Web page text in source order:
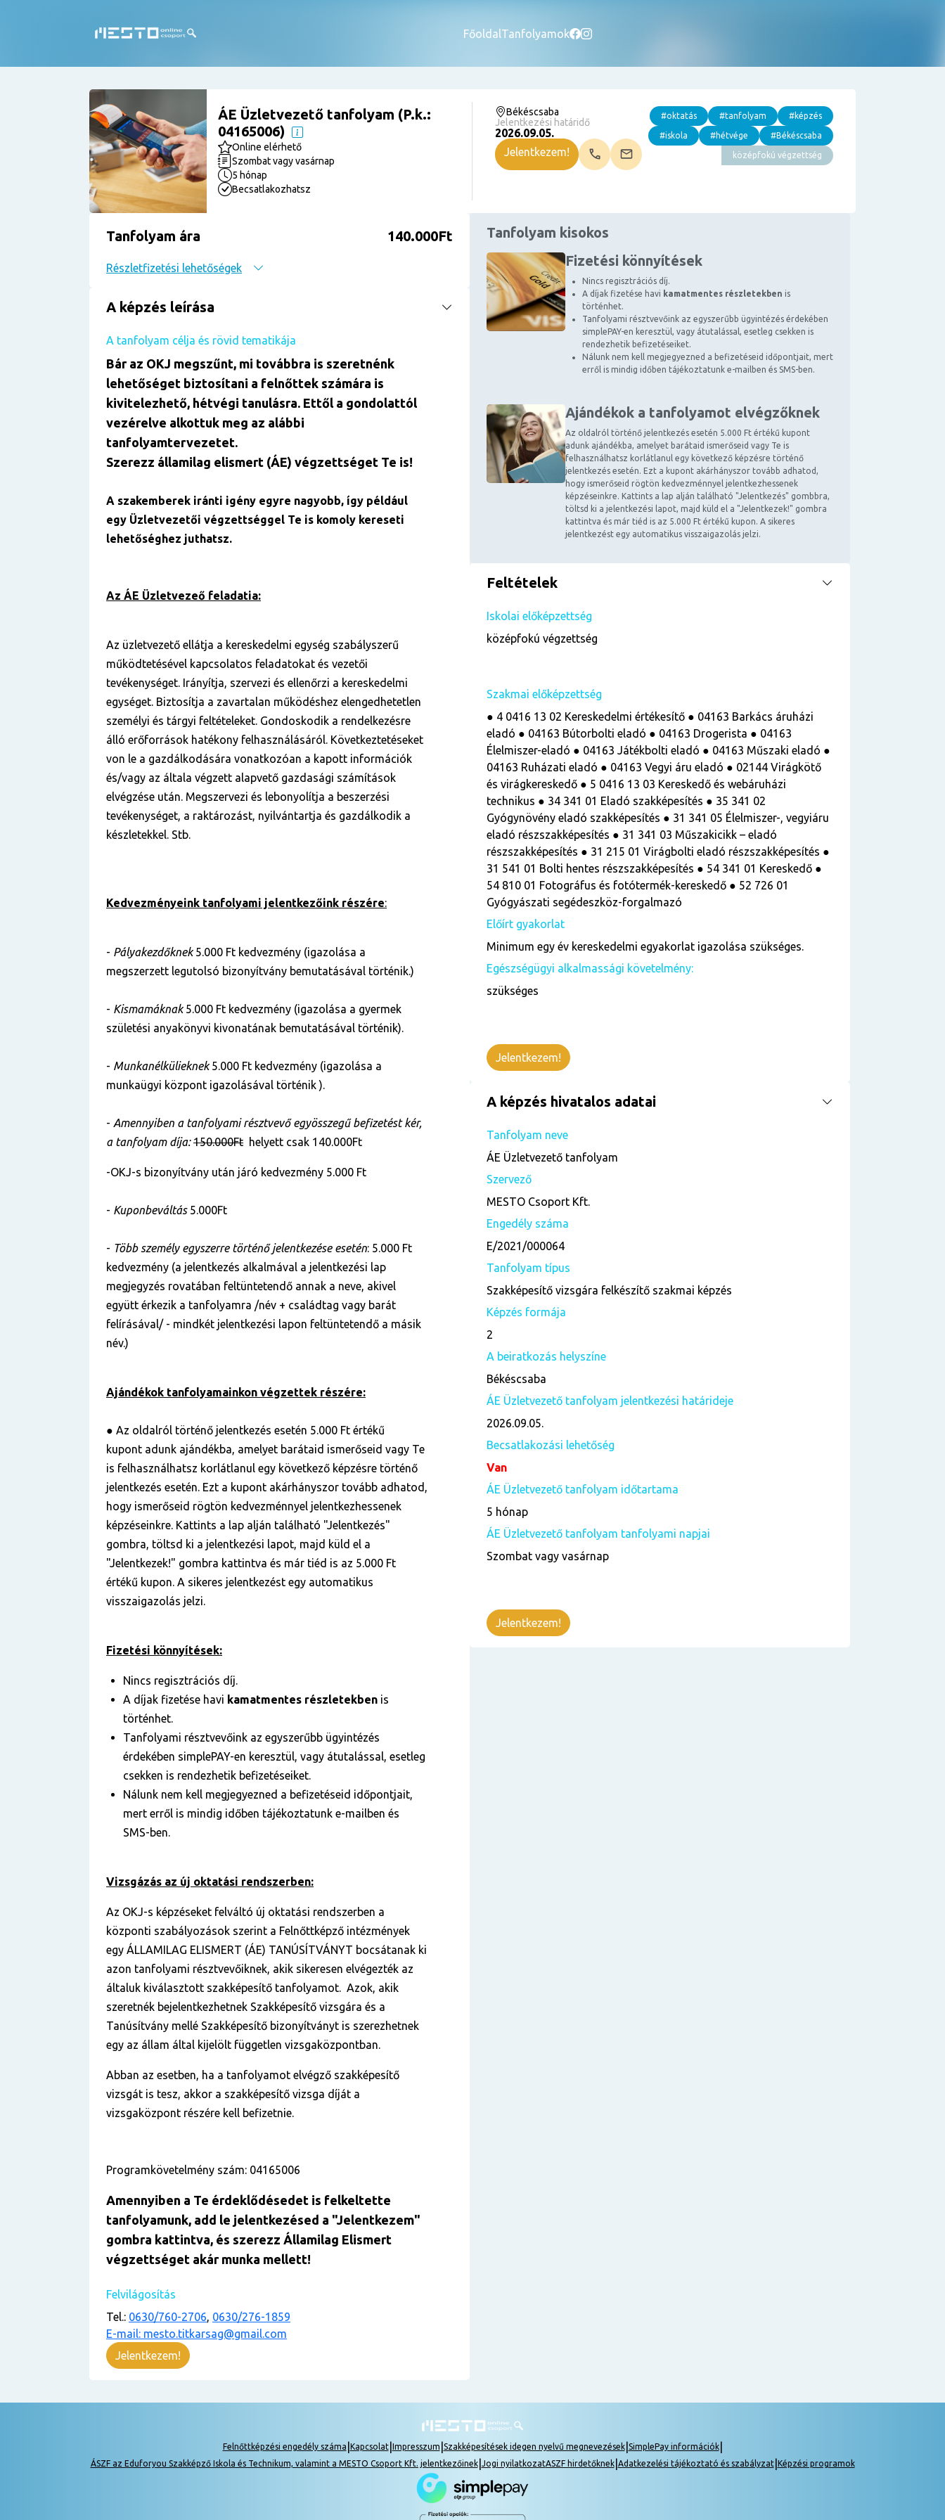
Főoldal Tanfolyamok
ÁE Üzletvezető tanfolyam (P.k.:
04165006)
Online elérhető
Szombat vagy vasárnap
5 hónap
Becsatlakozhatsz
Békéscsaba
Jelentkezési határidő
2026.09.05.
Jelentkezem!
#oktatás #tanfolyam #képzés
#iskola #hétvége #Békéscsaba
középfokú végzettség
Tanfolyam ára 140.000Ft
Részletfizetési lehetőségek
A képzés leírása
A tanfolyam célja és rövid tematikája
Bár az OKJ megszűnt, mi továbbra is szeretnénk
lehetőséget biztosítani a felnőttek számára is
kivitelezhető, hétvégi tanulásra. Ettől a gondolattól
vezérelve alkottuk meg az alábbi
tanfolyamtervezetet.
Szerezz államilag elismert (ÁE) végzettséget Te is!
A szakemberek iránti igény egyre nagyobb, így például
egy Üzletvezetői végzettséggel Te is komoly kereseti
lehetőséghez juthatsz.
Az ÁE Üzletvezeő feladatia:
Az üzletvezető ellátja a kereskedelmi egység szabályszerű
működtetésével kapcsolatos feladatokat és vezetői
tevékenységet. Irányítja, szervezi és ellenőrzi a kereskedelmi
egységet. Biztosítja a zavartalan működéshez elengedhetetlen
személyi és tárgyi feltételeket. Gondoskodik a rendelkezésre
álló erőforrások hatékony felhasználásáról. Következtetéseket
von le a gazdálkodására vonatkozóan a kapott információk
és/vagy az általa végzett alapvető gazdasági számítások
elvégzése után. Megszervezi és lebonyolítja a beszerzési
tevékenységet, a raktározást, nyilvántartja és gazdálkodik a
készletekkel. Stb.
Kedvezményeink tanfolyami jelentkezőink részére:
- Pályakezdőknek5.000 Ft kedvezmény (igazolása a
megszerzett legutolsó bizonyítvány bemutatásával történik.)
- Kismamáknak5.000 Ft kedvezmény (igazolása a gyermek
születési anyakönyvi kivonatának bemutatásával történik).
- Munkanélkülieknek5.000 Ft kedvezmény (igazolása a
munkaügyi központ igazolásával történik ).
- Amennyiben a tanfolyami résztvevő egyösszegű befizetést kér,
a tanfolyam díja: 150.000Ft helyett csak 140.000Ft
-OKJ-s bizonyítvány után járó kedvezmény 5.000 Ft
- Kuponbeváltás5.000Ft
- Több személy egyszerre történő jelentkezése esetén: 5.000 Ft
kedvezmény (a jelentkezés alkalmával a jelentkezési lap
megjegyzés rovatában feltüntetendő annak a neve, akivel
együtt érkezik a tanfolyamra /név + családtag vagy barát
felírásával/ - mindkét jelentkezési lapon feltüntetendő a másik
név.)
Ajándékok tanfolyamainkon végzettek részére:
● Az oldalról történő jelentkezés esetén 5.000 Ft értékű
kupont adunk ajándékba, amelyet barátaid ismerőseid vagy Te
is felhasználhatsz korlátlanul egy következő képzésre történő
jelentkezés esetén. Ezt a kupont akárhányszor tovább adhatod,
hogy ismerőseid rögtön kedvezménnyel jelentkezhessenek
képzéseinkre. Kattints a lap alján található "Jelentkezés"
gombra, töltsd ki a jelentkezési lapot, majd küld el a
"Jelentkezek!" gombra kattintva és már tiéd is az 5.000 Ft
értékű kupon. A sikeres jelentkezést egy automatikus
visszaigazolás jelzi.
Fizetési könnyítések:
Nincs regisztrációs díj.
A díjak fizetése havi kamatmentes részletekben is
történhet.
Tanfolyami résztvevőink az egyszerűbb ügyintézés
érdekében simplePAY-en keresztül, vagy átutalással, esetleg
csekken is rendezhetik befizetéseiket.
Nálunk nem kell megjegyezned a befizetéseid időpontjait,
mert erről is mindig időben tájékoztatunk e-mailben és
SMS-ben.
Vizsgázás az új oktatási rendszerben:
Az OKJ-s képzéseket felváltó új oktatási rendszerben a
központi szabályozások szerint a Felnőttképző intézmények
egy ÁLLAMILAG ELISMERT (ÁE) TANÚSÍTVÁNYT bocsátanak ki
azon tanfolyami résztvevőiknek, akik sikeresen elvégezték az
általuk kiválasztott szakképesítő tanfolyamot. Azok, akik
szeretnék bejelentkezhetnek Szakképesítő vizsgára és a
Tanúsítvány mellé Szakképesítő bizonyítványt is szerezhetnek
egy az állam által kijelölt független vizsgaközpontban.
Abban az esetben, ha a tanfolyamot elvégző szakképesítő
vizsgát is tesz, akkor a szakképesítő vizsga díját a
vizsgaközpont részére kell befizetnie.
Programkövetelmény szám: 04165006
Amennyiben a Te érdeklődésedet is felkeltette
tanfolyamunk, add le jelentkezésed a "Jelentkezem"
gombra kattintva, és szerezz Államilag Elismert
végzettséget akár munka mellett!
Felvilágosítás
Tel.: 0630/760-2706, 0630/276-1859
E-mail: mesto.titkarsag@gmail.com
Jelentkezem!
Tanfolyam kisokos
Fizetési könnyítések
Nincs regisztrációs díj.
A díjak fizetése havi kamatmentes részletekben is
történhet.
Tanfolyami résztvevőink az egyszerűbb ügyintézés érdekében
simplePAY-en keresztül, vagy átutalással, esetleg csekken is
rendezhetik befizetéseiket.
Nálunk nem kell megjegyezned a befizetéseid időpontjait, mert
erről is mindig időben tájékoztatunk e-mailben és SMS-ben.
Ajándékok a tanfolyamot elvégzőknek
Az oldalról történő jelentkezés esetén 5.000 Ft értékű kupont
adunk ajándékba, amelyet barátaid ismerőseid vagy Te is
felhasználhatsz korlátlanul egy következő képzésre történő
jelentkezés esetén. Ezt a kupont akárhányszor tovább adhatod,
hogy ismerőseid rögtön kedvezménnyel jelentkezhessenek
képzéseinkre. Kattints a lap alján található "Jelentkezés" gombbra,
töltsd ki a jelentkezési lapot, majd küld el a "Jelentkezek!" gombra
kattintva és már tiéd is az 5.000 Ft értékű kupon. A sikeres
jelentkezést egy automatikus visszaigazolás jelzi.
Feltételek
Iskolai előképzettség
középfokú végzettség
Szakmai előképzettség
● 4 0416 13 02 Kereskedelmi értékesítő ● 04163 Barkács áruházi
eladó ● 04163 Bútorbolti eladó ● 04163 Drogerista ● 04163
Élelmiszer-eladó ● 04163 Játékbolti eladó ● 04163 Műszaki eladó ●
04163 Ruházati eladó ● 04163 Vegyi áru eladó ● 02144 Virágkötő
és virágkereskedő ● 5 0416 13 03 Kereskedő és webáruházi
technikus ● 34 341 01 Eladó szakképesítés ● 35 341 02
Gyógynövény eladó szakképesítés ● 31 341 05 Élelmiszer-, vegyiáru
eladó részszakképesítés ● 31 341 03 Műszakicikk – eladó
részszakképesítés ● 31 215 01 Virágbolti eladó részszakképesítés ●
31 541 01 Bolti hentes részszakképesítés ● 54 341 01 Kereskedő ●
54 810 01 Fotográfus és fotótermék-kereskedő ● 52 726 01
Gyógyászati segédeszköz-forgalmazó
Előírt gyakorlat
Minimum egy év kereskedelmi egyakorlat igazolása szükséges.
Egészségügyi alkalmassági követelmény:
szükséges
Jelentkezem!
A képzés hivatalos adatai
Tanfolyam neve
ÁE Üzletvezető tanfolyam
Szervező
MESTO Csoport Kft.
Engedély száma
E/2021/000064
Tanfolyam típus
Szakképesítő vizsgára felkészítő szakmai képzés
Képzés formája
2
A beiratkozás helyszíne
Békéscsaba
ÁE Üzletvezető tanfolyam jelentkezési határideje
2026.09.05.
Becsatlakozási lehetőség
Van
ÁE Üzletvezető tanfolyam időtartama
5 hónap
ÁE Üzletvezető tanfolyam tanfolyami napjai
Szombat vagy vasárnap
Jelentkezem!
Felnőttképzési engedély száma Kapcsolat| Impresszum Szakképesítések idegen nyelvű megnevezések| SimplePay információk|
ÁSZF az Eduforyou Szakképző Iskola és Technikum, valamint a MESTO Csoport Kft. jelentkezőinek| Jogi nyilatkozatASZF hirdetőknek| Adatkezelési tájékoztató és szabályzat| Képzési programok